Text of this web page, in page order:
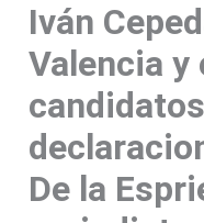
Iván
Valencia y
De la